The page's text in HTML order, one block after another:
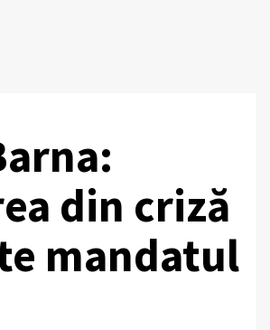
din criză
mandatul